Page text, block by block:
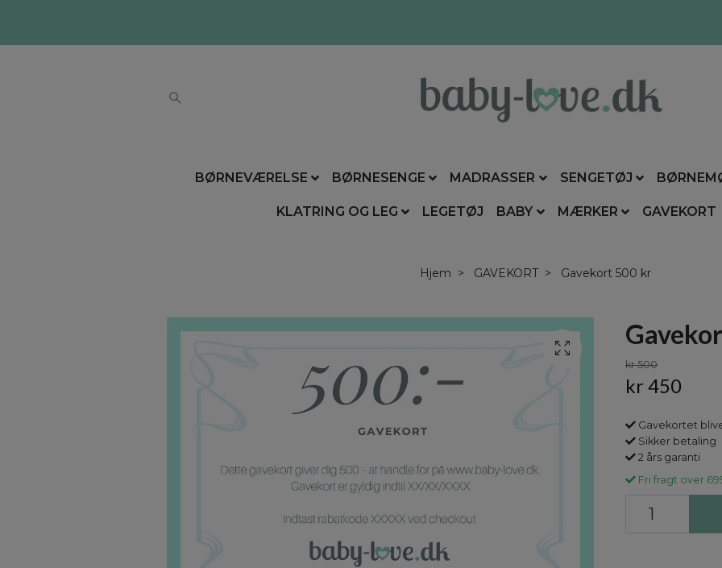
BØRNEVÆRELSE BØRNESENGE MADRASSER SENGETØJ
KLATRING OG LEG LEGETØJ BABY MÆRKER GAVEKORT
Hjem GAVEKORT Gavekort 500 kr
kr 500
kr 450
Gavekortet
Sikker betaling
2 års garanti
Fri fragt over